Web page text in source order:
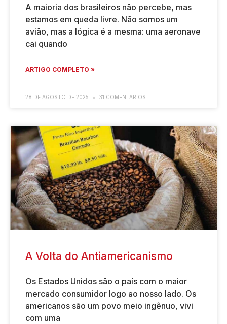
A maioria dos brasileiros não percebe, mas
estamos em queda livre. Não somos um
avião, mas a lógica é a mesma: uma aeronave
cai quando
ARTIGO COMPLETO »
28 DE AGOSTO DE 2025 31 COMENTÁRIOS
A Volta do Antiamericanismo
Os Estados Unidos são o país com o maior
mercado consumidor logo ao nosso lado. Os
americanos são um povo meio ingênuo, vivi
com uma